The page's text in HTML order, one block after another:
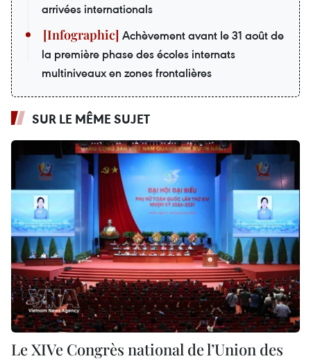
arrivées internationals
Achèvement avant le 31 août de
la première phase des écoles internats
multiniveaux en zones frontalières
SUR LE MÊME SUJET
Le XIVe Congrès national de l’Union des